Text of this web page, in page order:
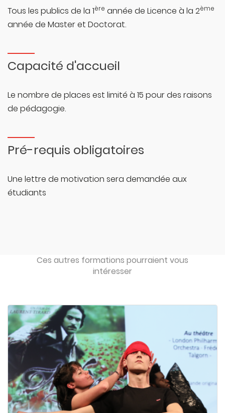
Tous les publics de la 1ère année de Licence à la 2ème
année de Master et Doctorat.
Capacité d'accueil
Le nombre de places est limité à 15 pour des raisons
de pédagogie.
Pré-requis obligatoires
Une lettre de motivation sera demandée aux
étudiants
Ces autres formations pourraient vous
intéresser